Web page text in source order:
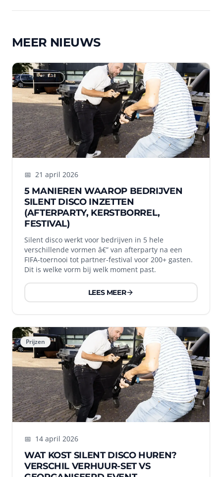
MEER NIEUWS
Vergelijking
📅 21 april 2026
5 MANIEREN WAAROP BEDRIJVEN
SILENT DISCO INZETTEN
(AFTERPARTY, KERSTBORREL,
FESTIVAL)
Silent disco werkt voor bedrijven in 5 hele
verschillende vormen â€” van afterparty na een
FIFA-toernooi tot partner-festival voor 200+ gasten.
Dit is welke vorm bij welk moment past.
LEES MEER
Prijzen
📅 14 april 2026
WAT KOST SILENT DISCO HUREN?
VERSCHIL VERHUUR-SET VS